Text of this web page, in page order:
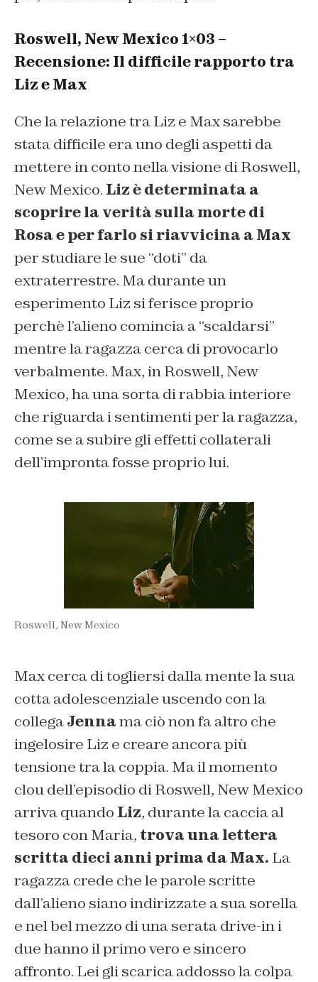
Roswell, New Mexico 1×03 –
Recensione: Il difficile rapporto tra
Liz e Max
Che la relazione tra Liz e Max sarebbe
stata difficile era uno degli aspetti da
mettere in conto nella visione di Roswell,
New Mexico. Liz è determinata a
scoprire la verità sulla morte di
Rosa e per farlo si riavvicina a Max
per studiare le sue “doti” da
extraterrestre. Ma durante un
esperimento Liz si ferisce proprio
perchè l’alieno comincia a “scaldarsi”
mentre la ragazza cerca di provocarlo
verbalmente. Max, in Roswell, New
Mexico, ha una sorta di rabbia interiore
che riguarda i sentimenti per la ragazza,
come se a subire gli effetti collaterali
dell’impronta fosse proprio lui.
Roswell, New Mexico
Max cerca di togliersi dalla mente la sua
cotta adolescenziale uscendo con la
collegaJennama ciò non fa altro che
ingelosire Liz e creare ancora più
tensione tra la coppia. Ma il momento
clou dell’episodio di Roswell, New Mexico
arriva quando Liz, durante la caccia al
tesoro con Maria, trova una lettera
scritta dieci anni prima da Max. La
ragazza crede che le parole scritte
dall’alieno siano indirizzate a sua sorella
e nel bel mezzo di una serata drive-in i
due hanno il primo vero e sincero
affronto. Lei gli scarica addosso la colpa